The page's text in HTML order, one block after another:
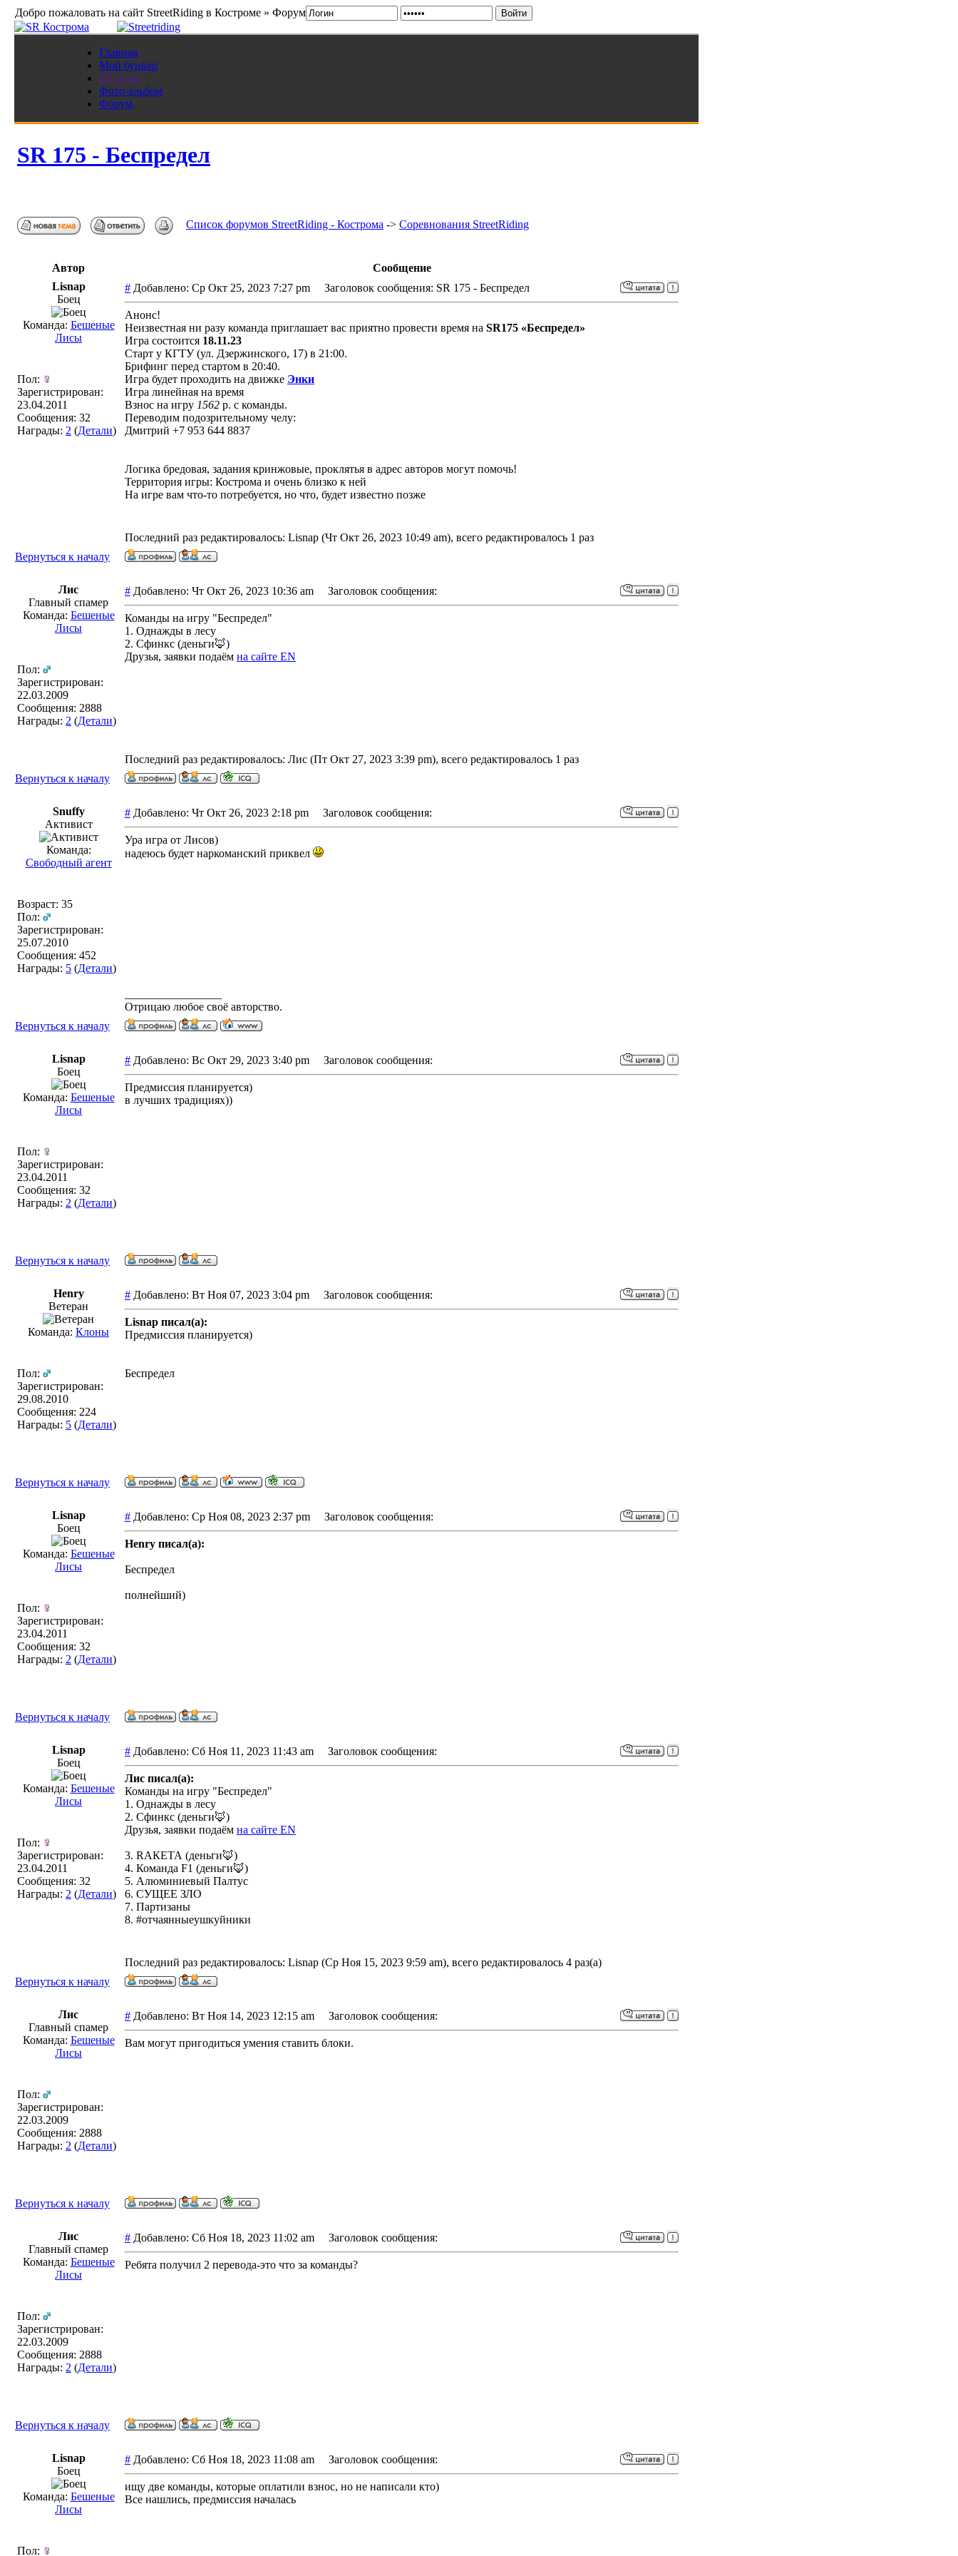
Добро пожаловать на сайт StreetRiding в Костроме » Форум
Главная
Мой бункер
SR игры
Фото-альбом
Форум
SR 175 - Беспредел
Список форумов StreetRiding - Кострома -> Соревнования StreetRiding
Автор
Сообщение
Lisnap
Боец
Команда: Бешеные
Лисы
Пол:
Зарегистрирован:
23.04.2011
Сообщения: 32
Награды: 2 (Детали)
# Добавлено: Ср Окт 25, 2023 7:27 pm Заголовок сообщения: SR 175 - Беспредел
Анонс!
Неизвестная ни разу команда приглашает вас приятно провести время на SR175 «Беспредел»
Игра состоится 18.11.23
Старт у КГТУ (ул. Дзержинского, 17) в 21:00.
Брифинг перед стартом в 20:40.
Игра будет проходить на движке Энки
Игра линейная на время
Взнос на игру 1562 р. с команды.
Переводим подозрительному челу:
Дмитрий +7 953 644 8837
Логика бредовая, задания кринжовые, проклятья в адрес авторов могут помочь!
Территория игры: Кострома и очень близко к ней
На игре вам что-то потребуется, но что, будет известно позже
Последний раз редактировалось: Lisnap (Чт Окт 26, 2023 10:49 am), всего редактировалось 1 раз
Вернуться к началу
Лис
Главный спамер
Команда: Бешеные
Лисы
Пол:
Зарегистрирован:
22.03.2009
Сообщения: 2888
Награды: 2 (Детали)
# Добавлено: Чт Окт 26, 2023 10:36 am Заголовок сообщения:
Команды на игру "Беспредел"
1. Однажды в лесу
2. Сфинкс (деньги🦊)
Друзья, заявки подаём на сайте EN
Последний раз редактировалось: Лис (Пт Окт 27, 2023 3:39 pm), всего редактировалось 1 раз
Вернуться к началу
Snuffy
Активист
Команда:
Свободный агент
Возраст: 35
Пол:
Зарегистрирован:
25.07.2010
Сообщения: 452
Награды: 5 (Детали)
# Добавлено: Чт Окт 26, 2023 2:18 pm Заголовок сообщения:
Ура игра от Лисов)
надеюсь будет наркоманский приквел
Отрицаю любое своё авторство.
Вернуться к началу
Lisnap
Боец
Команда: Бешеные
Лисы
Пол:
Зарегистрирован:
23.04.2011
Сообщения: 32
Награды: 2 (Детали)
# Добавлено: Вс Окт 29, 2023 3:40 pm Заголовок сообщения:
Предмиссия планируется)
в лучших традициях))
Вернуться к началу
Henry
Ветеран
Команда: Клоны
Пол:
Зарегистрирован:
29.08.2010
Сообщения: 224
Награды: 5 (Детали)
# Добавлено: Вт Ноя 07, 2023 3:04 pm Заголовок сообщения:
Lisnap писал(а):
Предмиссия планируется)
Беспредел
Вернуться к началу
Lisnap
Боец
Команда: Бешеные
Лисы
Пол:
Зарегистрирован:
23.04.2011
Сообщения: 32
Награды: 2 (Детали)
# Добавлено: Ср Ноя 08, 2023 2:37 pm Заголовок сообщения:
Henry писал(а):
Беспредел
полнейший)
Вернуться к началу
Lisnap
Боец
Команда: Бешеные
Лисы
Пол:
Зарегистрирован:
23.04.2011
Сообщения: 32
Награды: 2 (Детали)
# Добавлено: Сб Ноя 11, 2023 11:43 am Заголовок сообщения:
Лис писал(а):
Команды на игру "Беспредел"
1. Однажды в лесу
2. Сфинкс (деньги🦊)
Друзья, заявки подаём на сайте EN
3. RАКЕТА (деньги🦊)
4. Команда F1 (деньги🦊)
5. Алюминиевый Палтус
6. СУЩЕЕ ЗЛО
7. Партизаны
8. #отчаянныеушкуйники
Последний раз редактировалось: Lisnap (Ср Ноя 15, 2023 9:59 am), всего редактировалось 4 раз(а)
Вернуться к началу
Лис
Главный спамер
Команда: Бешеные
Лисы
Пол:
Зарегистрирован:
22.03.2009
Сообщения: 2888
Награды: 2 (Детали)
# Добавлено: Вт Ноя 14, 2023 12:15 am Заголовок сообщения:
Вам могут пригодиться умения ставить блоки.
Вернуться к началу
Лис
Главный спамер
Команда: Бешеные
Лисы
Пол:
Зарегистрирован:
22.03.2009
Сообщения: 2888
Награды: 2 (Детали)
# Добавлено: Сб Ноя 18, 2023 11:02 am Заголовок сообщения:
Ребята получил 2 перевода-это что за команды?
Вернуться к началу
Lisnap
Боец
Команда: Бешеные
Лисы
Пол:
# Добавлено: Сб Ноя 18, 2023 11:08 am Заголовок сообщения:
ищу две команды, которые оплатили взнос, но не написали кто)
Все нашлись, предмиссия началась